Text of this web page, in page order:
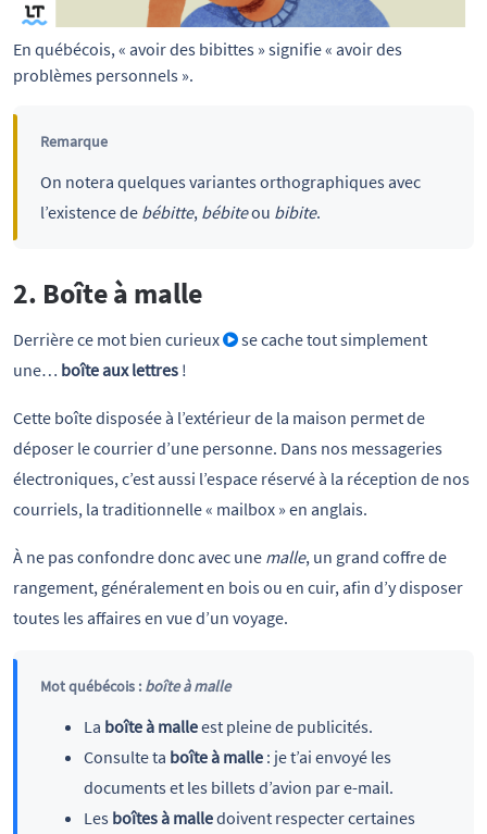
En québécois, « avoir des bibittes » signifie « avoir des
problèmes personnels ».
Remarque
On notera quelques variantes orthographiques avec
l’existence de bébitte, bébiteou bibite.
2. Boîte à malle
Derrière ce mot bien curieux
se cache tout simplement
une… boîte aux lettres !
Cette boîte disposée à l’extérieur de la maison permet de
déposer le courrier d’une personne. Dans nos messageries
électroniques, c’est aussi l’espace réservé à la réception de nos
courriels, la traditionnelle « mailbox » en anglais.
À ne pas confondre donc avec une malle, un grand coffre de
rangement, généralement en bois ou en cuir, afin d’y disposer
toutes les affaires en vue d’un voyage.
Mot québécois : boîte à malle
La boîte à malleest pleine de publicités.
Consulte ta boîte à malle: je t’ai envoyé les
documents et les billets d’avion par e-mail.
Les boîtes à malledoivent respecter certaines